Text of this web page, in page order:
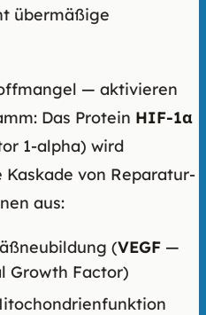
übermäßige
— aktivieren
Das Protein HIF-1α
1-alpha) wird
von Reparatur-
aus:
(VEGF —
Growth Factor)